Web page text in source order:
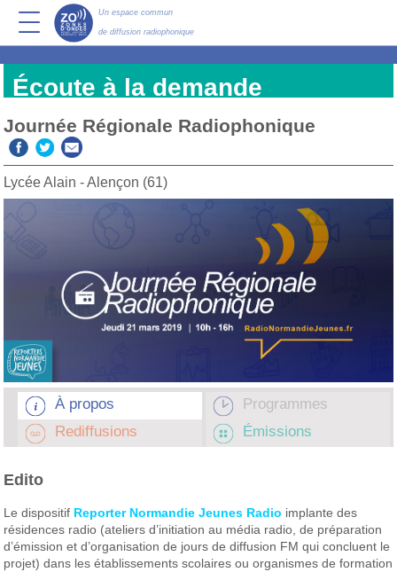
Un espace commun
de diffusion radiophonique
Écoute à la demande
Journée Régionale Radiophonique
Lycée Alain - Alençon (61)
À propos
Programmes
Rediffusions
Émissions
Edito
Le dispositif Reporter Normandie Jeunes Radio implante des
résidences radio (ateliers d’initiation au média radio, de préparation
d’émission et d’organisation de jours de diffusion FM qui concluent le
projet) dans les établissements scolaires ou organismes de formation